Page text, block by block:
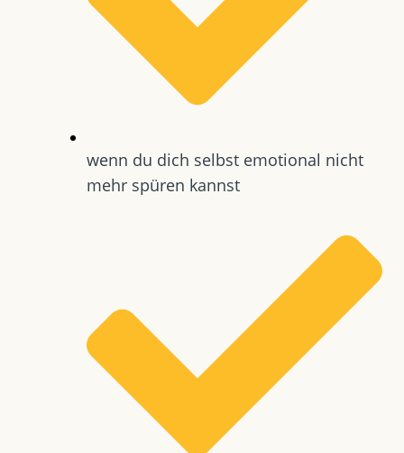
wenn du dich selbst emotional nicht
mehr spüren kannst